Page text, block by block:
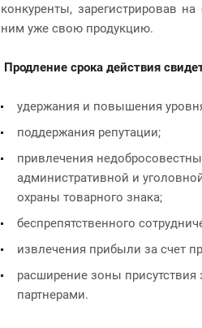
конкуренты, зарегистрировав
ним уже свою продукцию.
Продление срока действия
удержания и повышения
поддержания репутации;
привлечения
административной и
охраны товарного знака;
беспрепятственного
извлечения прибыли за счет
расширение зоны
партнерами.